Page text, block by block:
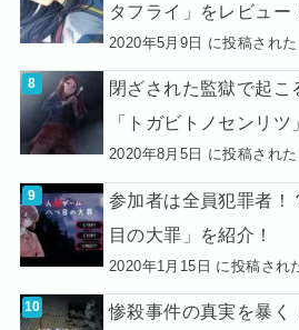
タフライ」をレビュー
2020年5月9日 に投稿された
閉ざされた監獄で起こ
「トガビトノセンリツ
2020年8月5日 に投稿された
参加者は全員犯罪者
目の大罪」を紹介！
2020年1月15日 に投稿され
惨殺事件の真実を暴く